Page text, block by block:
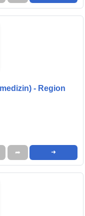
- Region
➦ ➜